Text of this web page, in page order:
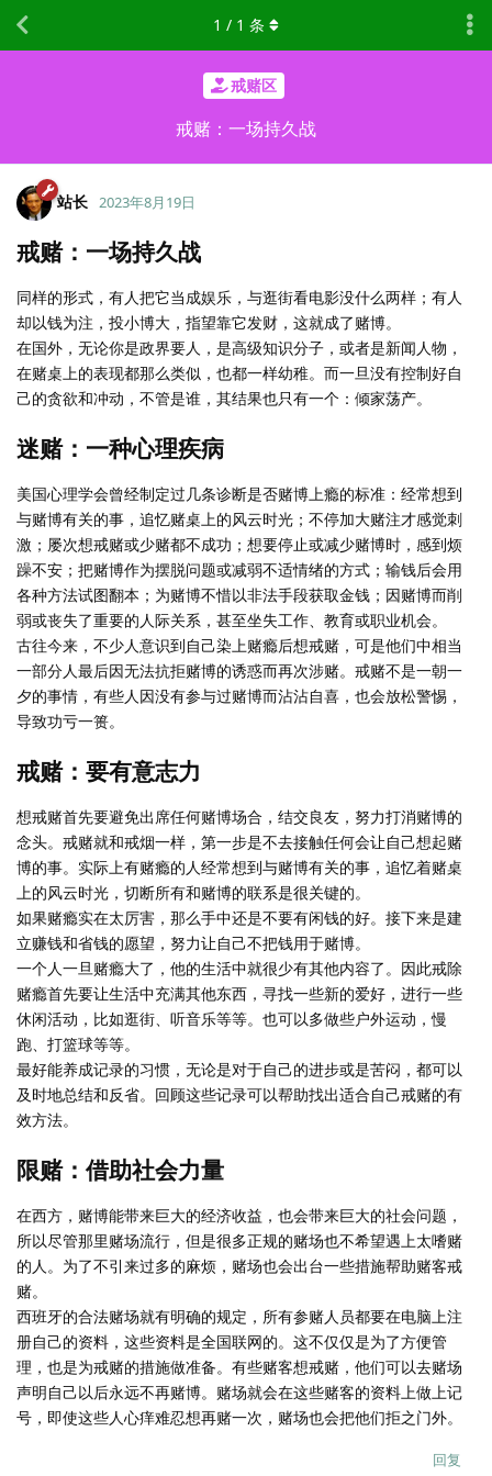
戒赌区
戒赌：一场持久战
1 / 1 条
站长 2023年8月19日
戒赌：一场持久战
同样的形式，有人把它当成娱乐，与逛街看电影没什么两样；有人
却以钱为注，投小博大，指望靠它发财，这就成了赌博。
在国外，无论你是政界要人，是高级知识分子，或者是新闻人物，
在赌桌上的表现都那么类似，也都一样幼稚。而一旦没有控制好自
己的贪欲和冲动，不管是谁，其结果也只有一个：倾家荡产。
迷赌：一种心理疾病
美国心理学会曾经制定过几条诊断是否赌博上瘾的标准：经常想到
与赌博有关的事，追忆赌桌上的风云时光；不停加大赌注才感觉刺
激；屡次想戒赌或少赌都不成功；想要停止或减少赌博时，感到烦
躁不安；把赌博作为摆脱问题或减弱不适情绪的方式；输钱后会用
各种方法试图翻本；为赌博不惜以非法手段获取金钱；因赌博而削
弱或丧失了重要的人际关系，甚至坐失工作、教育或职业机会。
古往今来，不少人意识到自己染上赌瘾后想戒赌，可是他们中相当
一部分人最后因无法抗拒赌博的诱惑而再次涉赌。戒赌不是一朝一
夕的事情，有些人因没有参与过赌博而沾沾自喜，也会放松警惕，
导致功亏一篑。
戒赌：要有意志力
想戒赌首先要避免出席任何赌博场合，结交良友，努力打消赌博的
念头。戒赌就和戒烟一样，第一步是不去接触任何会让自己想起赌
博的事。实际上有赌瘾的人经常想到与赌博有关的事，追忆着赌桌
上的风云时光，切断所有和赌博的联系是很关键的。
如果赌瘾实在太厉害，那么手中还是不要有闲钱的好。接下来是建
立赚钱和省钱的愿望，努力让自己不把钱用于赌博。
一个人一旦赌瘾大了，他的生活中就很少有其他内容了。因此戒除
赌瘾首先要让生活中充满其他东西，寻找一些新的爱好，进行一些
休闲活动，比如逛街、听音乐等等。也可以多做些户外运动，慢
跑、打篮球等等。
最好能养成记录的习惯，无论是对于自己的进步或是苦闷，都可以
及时地总结和反省。回顾这些记录可以帮助找出适合自己戒赌的有
效方法。
限赌：借助社会力量
在西方，赌博能带来巨大的经济收益，也会带来巨大的社会问题，
所以尽管那里赌场流行，但是很多正规的赌场也不希望遇上太嗜赌
的人。为了不引来过多的麻烦，赌场也会出台一些措施帮助赌客戒
赌。
西班牙的合法赌场就有明确的规定，所有参赌人员都要在电脑上注
册自己的资料，这些资料是全国联网的。这不仅仅是为了方便管
理，也是为戒赌的措施做准备。有些赌客想戒赌，他们可以去赌场
声明自己以后永远不再赌博。赌场就会在这些赌客的资料上做上记
号，即使这些人心痒难忍想再赌一次，赌场也会把他们拒之门外。
回复